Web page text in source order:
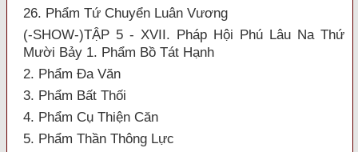
26. Phẩm Tứ Chuyển Luân Vương
(-SHOW-)TẬP 5 - XVII. Pháp Hội Phú Lâu Na Thứ
Mười Bảy 1. Phẩm Bồ Tát Hạnh
2. Phẩm Đa Văn
3. Phẩm Bất Thối
4. Phẩm Cụ Thiện Căn
5. Phẩm Thần Thông Lực